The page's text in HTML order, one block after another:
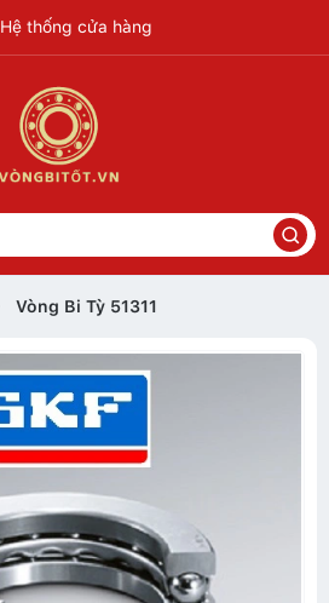
Hệ thống cửa hàng
Vòng Bi Tỳ 51311